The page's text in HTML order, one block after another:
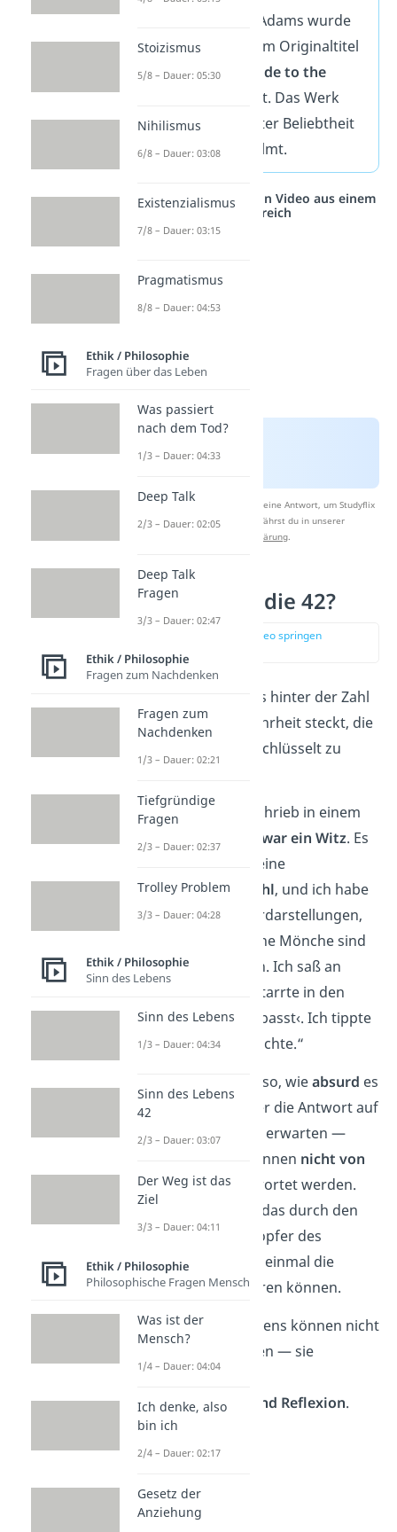
Roman von Douglas Adams wurde
im Jahr 1979 unter dem Originaltitel
The Hitchhiker’s Guide to the
Galaxy
“ veröffentlicht. Das Werk
erfreute sich weltweiter Beliebtheit
und wurde 2005 verfilmt.
Studyflix vernetzt: Hier ein Video aus einem
anderen Bereich
Nach Beantwortung speichern wir deine Antwort, um Studyflix
zu verbessern. Mehr dazu erfährst du in unserer
Datenschutzerklärung.
Warum gerade die 42?
zur Stelle im Video springen
Einige spekulieren, dass hinter der Zahl
42 eine verborgene Wahrheit steckt, die
nur darauf wartet, entschlüsselt zu
Aber Douglas Adams schrieb in einem
Diskussionsforum: „
Es war ein Witz. Es
musste eine Zahl sein, eine
gewöhnliche,kleine Zahl, und ich habe
diese ausgesucht. Binärdarstellungen,
Basis dreizehn, tibetische Mönche sind
alles kompletter Unsinn. Ich saß an
meinem Schreibtisch, starrte in den
Garten und dachte ›42 passt‹. Ich tippte
sie ein. Ende der Geschichte.“
Douglas Adams zeigt also, wieabsurd es
ist, von einem Computer die Antwort auf
den Sinn des Lebens zu erwarten —
solche tiefen Fragen können nicht von
einer Maschinebeantwortet werden.
Besonders skurril wird das durch den
Umstand, dass die Schöpfer des
Computers selbst nicht einmal die
richtige Frage formulieren können.
Die Kernfragen des Lebens können nicht
einfach delegiert werden — sie
erfordern persönliche
Auseinandersetzung und Reflexion.
Stoizismus
5/8 – Dauer: 05:30
Nihilismus
6/8 – Dauer: 03:08
Existenzialismus
7/8 – Dauer: 03:15
Pragmatismus
8/8 – Dauer: 04:53
Ethik / Philosophie
Fragen über das Leben
Was passiert
nach dem Tod?
1/3 – Dauer: 04:33
Deep Talk
2/3 – Dauer: 02:05
Deep Talk
Fragen
3/3 – Dauer: 02:47
Ethik / Philosophie
Fragen zum Nachdenken
Fragen zum
Nachdenken
1/3 – Dauer: 02:21
Tiefgründige
Fragen
2/3 – Dauer: 02:37
Trolley Problem
3/3 – Dauer: 04:28
Ethik / Philosophie
Sinn des Lebens
Sinn des Lebens
1/3 – Dauer: 04:34
Sinn des Lebens
42
2/3 – Dauer: 03:07
Der Weg ist das
Ziel
3/3 – Dauer: 04:11
Ethik / Philosophie
Philosophische Fragen Mensch
Was ist der
Mensch?
1/4 – Dauer: 04:04
Ich denke, also
bin ich
2/4 – Dauer: 02:17
Gesetz der
Anziehung